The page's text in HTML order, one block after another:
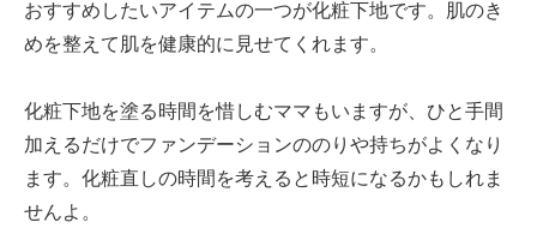
おすすめしたいアイテムの一つが化粧下地です。肌のき
めを整えて肌を健康的に見せてくれます。
化粧下地を塗る時間を惜しむママもいますが、ひと手間
加えるだけでファンデーションののりや持ちがよくなり
ます。化粧直しの時間を考えると時短になるかもしれま
せんよ。